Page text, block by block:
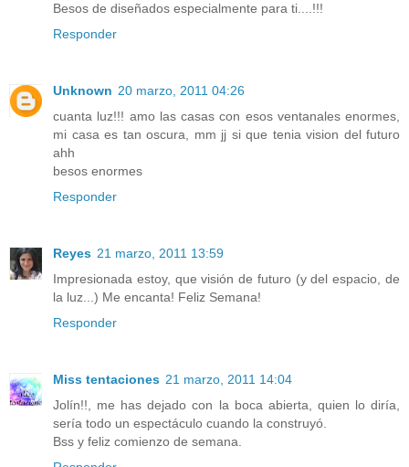
Besos de diseñados especialmente para ti....!!!
Responder
Unknown 20 marzo, 2011 04:26
cuanta luz!!! amo las casas con esos ventanales enormes,
mi casa es tan oscura, mm jj si que tenia vision del futuro
ahh
besos enormes
Responder
Reyes 21 marzo, 2011 13:59
Impresionada estoy, que visión de futuro (y del espacio, de
la luz...) Me encanta! Feliz Semana!
Responder
Miss tentaciones 21 marzo, 2011 14:04
Jolín!!, me has dejado con la boca abierta, quien lo diría,
sería todo un espectáculo cuando la construyó.
Bss y feliz comienzo de semana.